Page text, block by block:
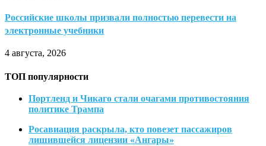
Российские школы призвали полностью перевести на
электронные учебники
4 августа, 2026
ТОП популярности
Портленд и Чикаго стали очагами противостояния
политике Трампа
Росавиация раскрыла, кто повезет пассажиров
лишившейся лицензии «Ангары»